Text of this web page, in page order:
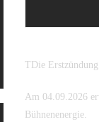
TDie
Am 04.09.2026
Bühnenenergie.